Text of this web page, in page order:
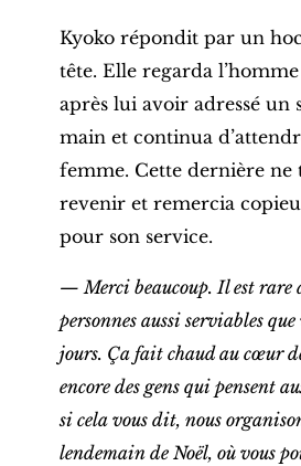
Kyoko répondit par un
tête. Elle regarda l’homme
après lui avoir adressé un
main et continua
femme. Cette dernière ne
revenir et remercia
pour son service.
— Merci beaucoup. Il est rare
personnes aussi serviables que
jours. Ça fait chaud au cœur
encore des gens qui pensent
si cela vous dit, nous
lendemain de Noël, où vous